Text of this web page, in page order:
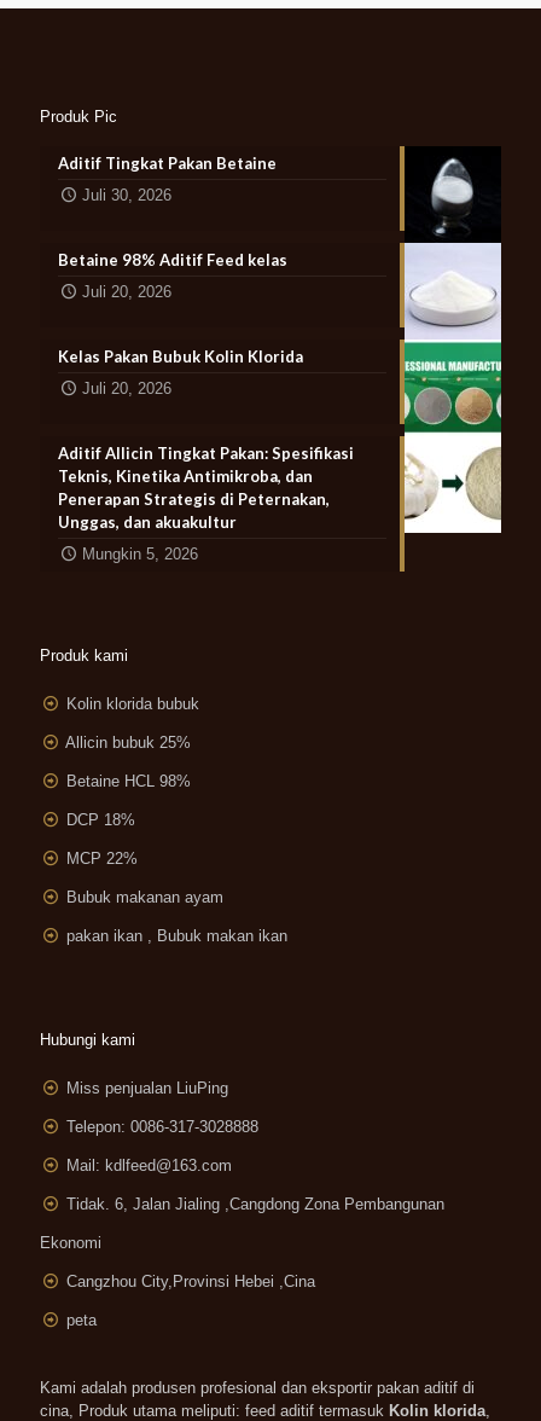
Produk Pic
Aditif Tingkat Pakan Betaine
Juli 30, 2026
Betaine 98% Aditif Feed kelas
Juli 20, 2026
Kelas Pakan Bubuk Kolin Klorida
Juli 20, 2026
Aditif Allicin Tingkat Pakan: Spesifikasi
Teknis, Kinetika Antimikroba, dan
Penerapan Strategis di Peternakan,
Unggas, dan akuakultur
Mungkin 5, 2026
Produk kami
Kolin klorida bubuk
Allicin bubuk 25%
Betaine HCL 98%
DCP 18%
MCP 22%
Bubuk makanan ayam
pakan ikan , Bubuk makan ikan
Hubungi kami
Miss penjualan LiuPing
Telepon: 0086-317-3028888
Mail: kdlfeed@163.com
Tidak. 6, Jalan Jialing ,Cangdong Zona Pembangunan
Ekonomi
Cangzhou City,Provinsi Hebei ,Cina
peta
Kami adalah produsen profesional dan eksportir pakan aditif di
cina, Produk utama meliputi: feed aditif termasuk Kolin klorida